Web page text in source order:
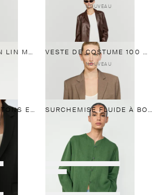
NOUVEAU
BLAZER CROISÉ EN LIN MÉLANGÉ VESTE DE COSTUME 100 % LAINE MÉLANGÉE
NOUVEAU
BLAZER DEUX BOUTONS EN LAINE EXTRA-FINE SURCHEMISE FLUIDE À BOUTONS ESPRIT TOTAL LOOK